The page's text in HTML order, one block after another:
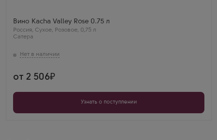
Вино Kacha Valley Rose 0.75 л
Россия, Сухое, Розовое, 0,75 л
Сатера
Сорт винограда
Сира (Шираз)
Страна
Россия
Крым
Его нежный оттенок создал атмосферу легкости и
от 2 506
Узнать о поступлении